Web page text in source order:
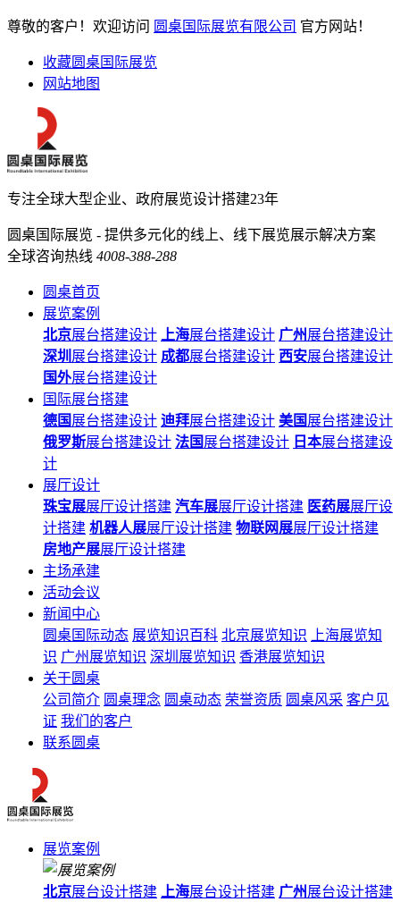
尊敬的客户！欢迎访问 圆桌国际展览有限公司 官方网站！
收藏圆桌国际展览
网站地图
专注全球大型企业、政府展览设计搭建23年
圆桌国际展览 - 提供多元化的线上、线下展览展示解决方案
全球咨询热线 4008-388-288
圆桌首页
展览案例
北京展台搭建设计 上海展台搭建设计 广州展台搭建设计
深圳 展台搭建设计 成都展台搭建设计 西安展台搭建设计
国外展台搭建设计
国际展台搭建
德国 展台搭建设计 迪拜展台搭建设计 美国 展台搭建设计
俄罗斯展台搭建设计 法国 展台搭建设计 日本展台搭建设
计
展厅设计
珠宝展展厅设计搭建 汽车展展厅设计搭建 医药展展厅设
计搭建 机器人展展厅设计搭建 物联网展展厅设计搭建
房地产展展厅设计搭建
主场承建
活动会议
新闻中心
圆桌国际动态 展览知识百科 北京展览知识
上海展览知
识 广州展览知识 深圳展览知识 香港展览知识
关于圆桌
公司简介 圆桌理念 圆桌动态 荣誉资质 圆桌风采 客户见
证 我们的客户
联系圆桌
展览案例
北京展台设计搭建 上海展台设计搭建 广州展台设计搭建